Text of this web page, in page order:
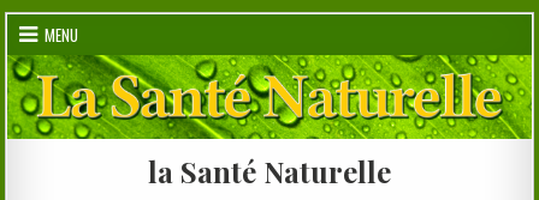
Skip
content
MENU
la Santé Naturelle